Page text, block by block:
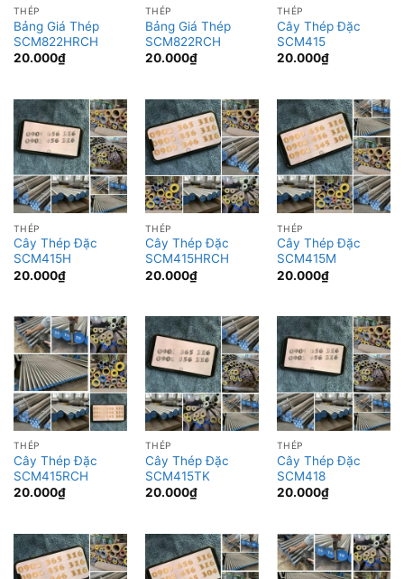
THÉP
Bảng Giá Thép
SCM822HRCH
20.000₫
THÉP
Bảng Giá Thép
SCM822RCH
20.000₫
THÉP
Cây Thép Đặc
SCM415
20.000₫
THÉP
Cây Thép Đặc
SCM415H
20.000₫
THÉP
Cây Thép Đặc
SCM415HRCH
20.000₫
THÉP
Cây Thép Đặc
SCM415M
20.000₫
THÉP
Cây Thép Đặc
SCM415RCH
20.000₫
THÉP
Cây Thép Đặc
SCM415TK
20.000₫
THÉP
Cây Thép Đặc
SCM418
20.000₫